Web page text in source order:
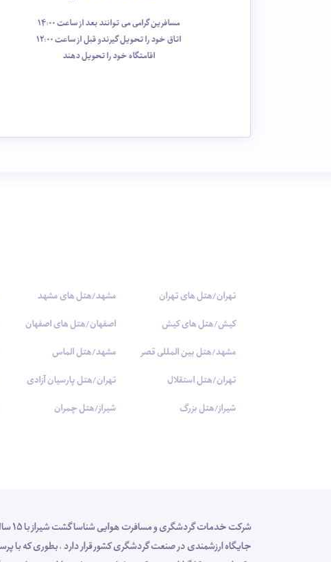
مسافرین گرامی می توانند بعد از ساعت 14:00
اتاق خود را تحویل گیرندو قبل از ساعت 12:00
اقامتگاه خود را تحویل دهند
تهران/هتل های تهران
کیش/هتل های کیش
مشهد/هتل بین المللی قصر
تهران/هتل استقلال
شیراز/هتل بزرگ
مشهد/هتل های مشهد
اصفهان/هتل های اصفهان
مشهد/هتل الماس
تهران/هتل پارسیان آزادی
شیراز/هتل چمران